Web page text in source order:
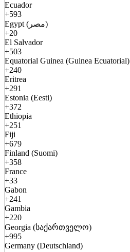
Ecuador
+593
Egypt (مصر)
+20
El Salvador
+503
Equatorial Guinea (Guinea Ecuatorial)
+240
Eritrea
+291
Estonia (Eesti)
+372
Ethiopia
+251
Fiji
+679
Finland (Suomi)
+358
France
+33
Gabon
+241
Gambia
+220
Georgia (საქართველო)
+995
Germany (Deutschland)